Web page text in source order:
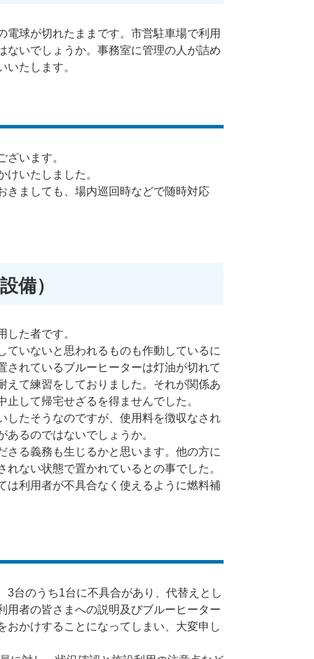
球が切れたままです。市営駐車場で利用
ないでしょうか。事務室に管理の人が詰め
たします。
います。
いたしました。
ましても、場内巡回時などで随時対応
備）
た者です。
いないと思われるものも作動しているに
れているブルーヒーターは灯油が切れて
えて練習をしておりました。それが関係あ
して帰宅せざるを得ませんでした。
たそうなのですが、使用料を徴収なされ
るのではないでしょうか。
る義務も生じるかと思います。他の方に
ない状態で置かれているとの事でした。
は利用者が不具合なく使えるように燃料補
台のうち1台に不具合があり、代替えとし
用者の皆さまへの説明及びブルーヒーター
かけすることになってしまい、大変申し